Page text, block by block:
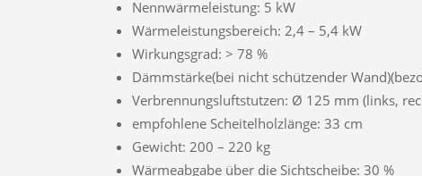
Nennwärmeleistung: 5 kW
Wärmeleistungsbereich: 2,4 – 5,4 kW
Wirkungsgrad: > 78 %
Dämmstärke(bei nicht schützender
Verbrennungsluftstutzen: Ø 125 mm (links,
empfohlene Scheitelholzlänge: 33 cm
Gewicht: 200 – 220 kg
Wärmeabgabe über die Sichtscheibe: 30 %